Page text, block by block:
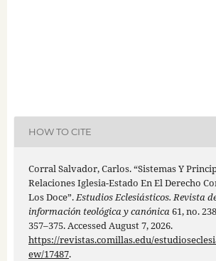
HOW TO CITE
Corral Salvador, Carlos. “Sistemas Y
Relaciones Iglesia-Estado En El Derecho
Los Doce”.Estudios Eclesiásticos. Revista
información teológica y canónica61, no.
357–375. Accessed August 7, 2026.
https://revistas.comillas.edu/
ew/17487.